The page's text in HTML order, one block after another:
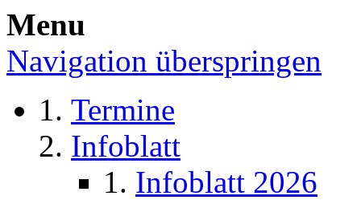
Menu
Navigation überspringen
Termine
Infoblatt
Infoblatt 2026